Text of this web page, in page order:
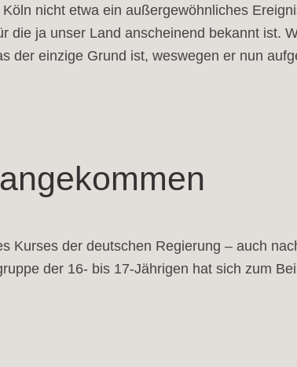
nicht etwa ein außergewöhnliches
die ja unser Land anscheinend bekannt ist.
der einzige Grund ist, weswegen er nun
Kurses der deutschen Regierung – auch
der 16- bis 17-Jährigen hat sich zum